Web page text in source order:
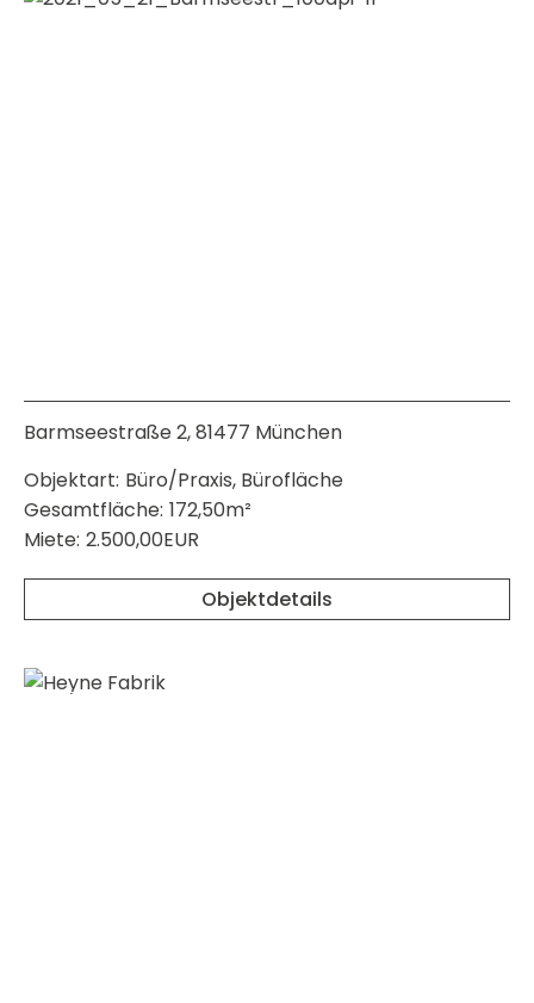
merken
Barmseestraße 2, 81477 München
Objektart: Büro/Praxis, Bürofläche
Gesamtfläche: 172,50m²
Miete: 2.500,00EUR
Objektdetails
merken